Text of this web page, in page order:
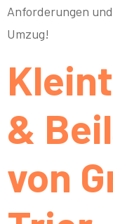
Anforderungen
Umzug!
&
von